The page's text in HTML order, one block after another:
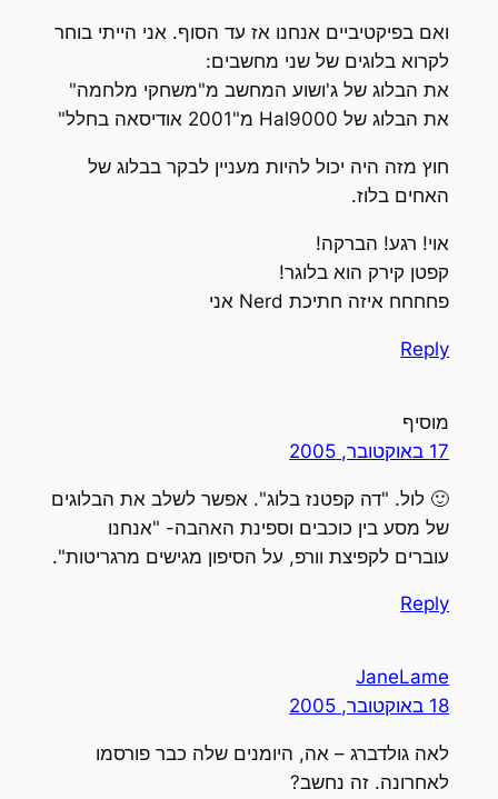
ואם בפיקטיביים אנחנו אז עד הסוף. אני הייתי בוחר
לקרוא בלוגים של שני מחשבים:
את הבלוג של ג'ושוע המחשב מ"משחקי מלחמה"
את הבלוג של Hal9000 מ"2001 אודיסאה בחלל"
חוץ מזה היה יכול להיות מעניין לבקר בבלוג של
האחים בלוז.
אוי! רגע! הברקה!
קפטן קירק הוא בלוגר!
פחחחח איזה חתיכת Nerd אני
Reply
מוסיף
17 באוקטובר, 2005
🙂 לול. "דה קפטנז בלוג". אפשר לשלב את הבלוגים
של מסע בין כוכבים וספינת האהבה- "אנחנו
עוברים לקפיצת וורפ, על הסיפון מגישים מרגריטות".
Reply
JaneLame
18 באוקטובר, 2005
לאה גולדברג – אה, היומנים שלה כבר פורסמו
לאחרונה. זה נחשב?